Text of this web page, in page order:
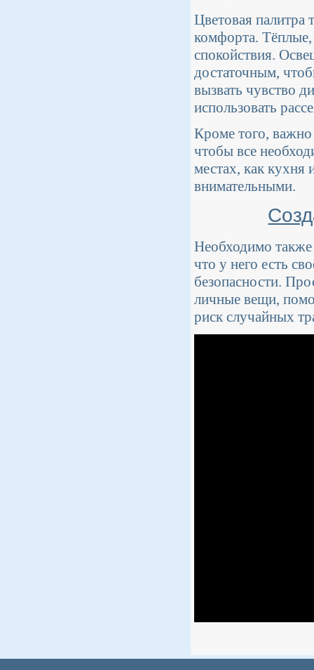
Цветовая палитра
комфорта. Тёплые,
спокойствия.
достаточным,
вызвать чувство
использовать
Кроме того,
чтобы все
местах, как
внимательными.
Необходимо также
что у него есть
безопасности.
личные вещи,
риск случайных